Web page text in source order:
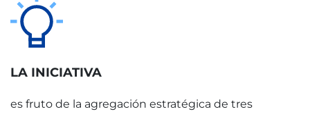
LA INICIATIVA
es fruto de la agregación estratégica de tres